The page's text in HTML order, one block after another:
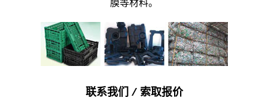
膜等材料。
联系我们 / 索取报价